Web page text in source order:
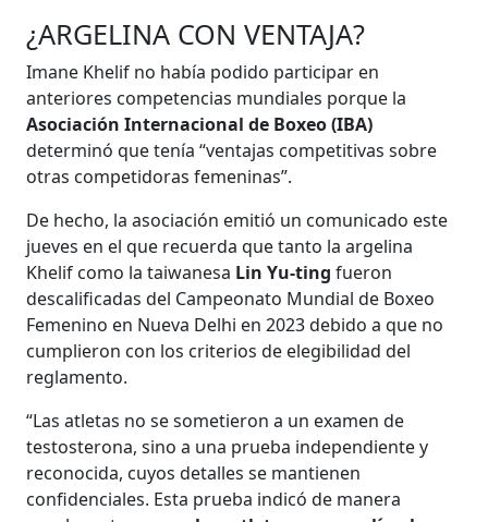
¿ARGELINA CON VENTAJA?
Imane Khelif no había podido participar en
anteriores competencias mundiales porque la
Asociación Internacional de Boxeo (IBA)
determinó que tenía “ventajas competitivas sobre
otras competidoras femeninas”.
De hecho, la asociación emitió un comunicado este
jueves en el que recuerda que tanto la argelina
Khelif como la taiwanesa Lin Yu-ting fueron
descalificadas del Campeonato Mundial de Boxeo
Femenino en Nueva Delhi en 2023 debido a que no
cumplieron con los criterios de elegibilidad del
reglamento.
“Las atletas no se sometieron a un examen de
testosterona, sino a una prueba independiente y
reconocida, cuyos detalles se mantienen
confidenciales. Esta prueba indicó de manera